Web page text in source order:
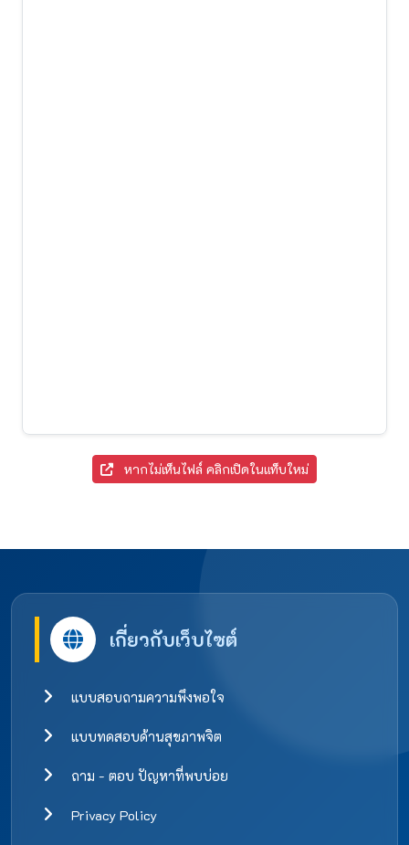
หากไม่เห็นไฟล์ คลิกเปิดในแท็บใหม่
เกี่ยวกับเว็บไซต์
แบบสอบถามความพึงพอใจ
แบบทดสอบด้านสุขภาพจิต
ถาม - ตอบ ปัญหาที่พบบ่อย
Privacy Policy